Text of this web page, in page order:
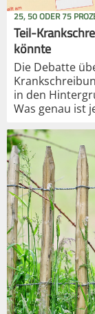
25, 50 ODER 75
Teil-
könnte
Die Debatte
in den
Was genau ist